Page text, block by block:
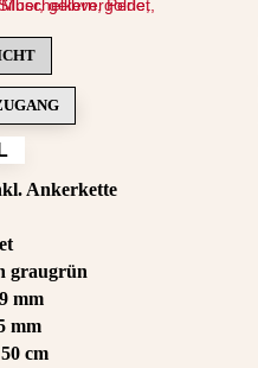
Ankerkette
graugrün
mm
mm
cm